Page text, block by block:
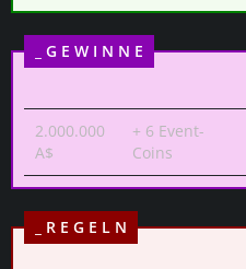
_ G E W I N N E
2.000.000
A$
+ 6 Event-
Coins
_ R E G E L N